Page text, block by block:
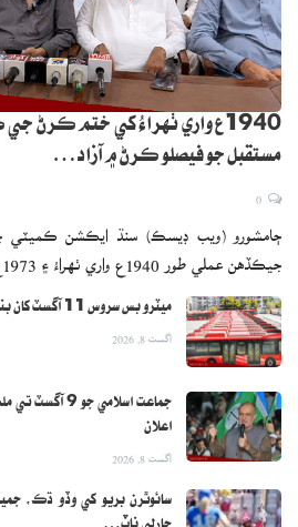
1940ع واري ٺهراءُ کي ختم ڪرڻ
مستقبل جو فيصلو ڪرڻ ۾ آزاد…
ڄامشورو (ويب ڊيسڪ) سنڌ ايڪشن ڪميٽي
جيڪڏهن عملي طور 1940ع واري ٺهراءُ ۽ 1973ع جي آئين کي…
ميٽرو بس سروس 11 آگسٽ کان بند ڪرڻ جو اعلان
اگست 8, 2026
جماعت اسلامي
اعلان
اگست 8, 2026
سائوٿرن بريو کي وڏو ڌڪ،